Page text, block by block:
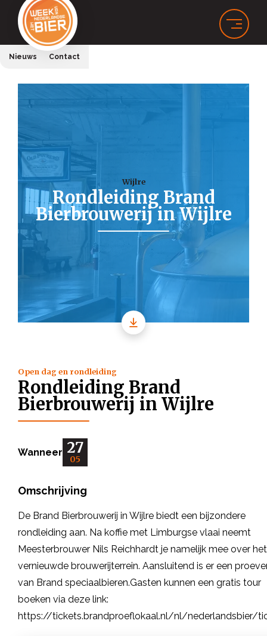
Nieuws Contact
Wijlre
Rondleiding Brand
Bierbrouwerij in Wijlre
Open dag en rondleiding
Rondleiding Brand
Bierbrouwerij in Wijlre
Wanneer 27
05
Omschrijving
De Brand Bierbrouwerij in Wijlre biedt een bijzondere
rondleiding aan. Na koffie met Limburgse vlaai neemt
Meesterbrouwer Nils Reichhardt je namelijk mee over het
vernieuwde brouwerijterrein. Aansluitend is er een
van Brand speciaalbieren.Gasten kunnen een gratis tour
boeken via deze link:
https://tickets.brandproeflokaal.nl/nl/nederlandsbier/